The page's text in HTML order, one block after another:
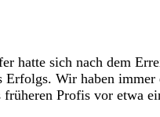
hatte sich nach dem
Wir haben
Profis vor etwa